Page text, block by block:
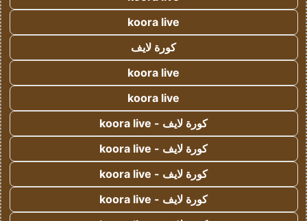
koora live
كورة لايف
koora live
koora live
كورة لايف - koora live
كورة لايف - koora live
كورة لايف - koora live
كورة لايف - koora live